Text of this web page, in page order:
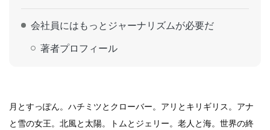
会社員にはもっとジャーナリズムが必要だ
著者プロフィール
月とすっぽん。ハチミツとクローバー。アリとキリギリス。アナ
と雪の女王。北風と太陽。トムとジェリー。老人と海。世界の終